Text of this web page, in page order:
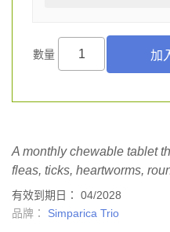
數量
A monthly chewable tablet
fleas, ticks, heartworms,
有效到期日： 04/2028
品牌：
Simparica Trio